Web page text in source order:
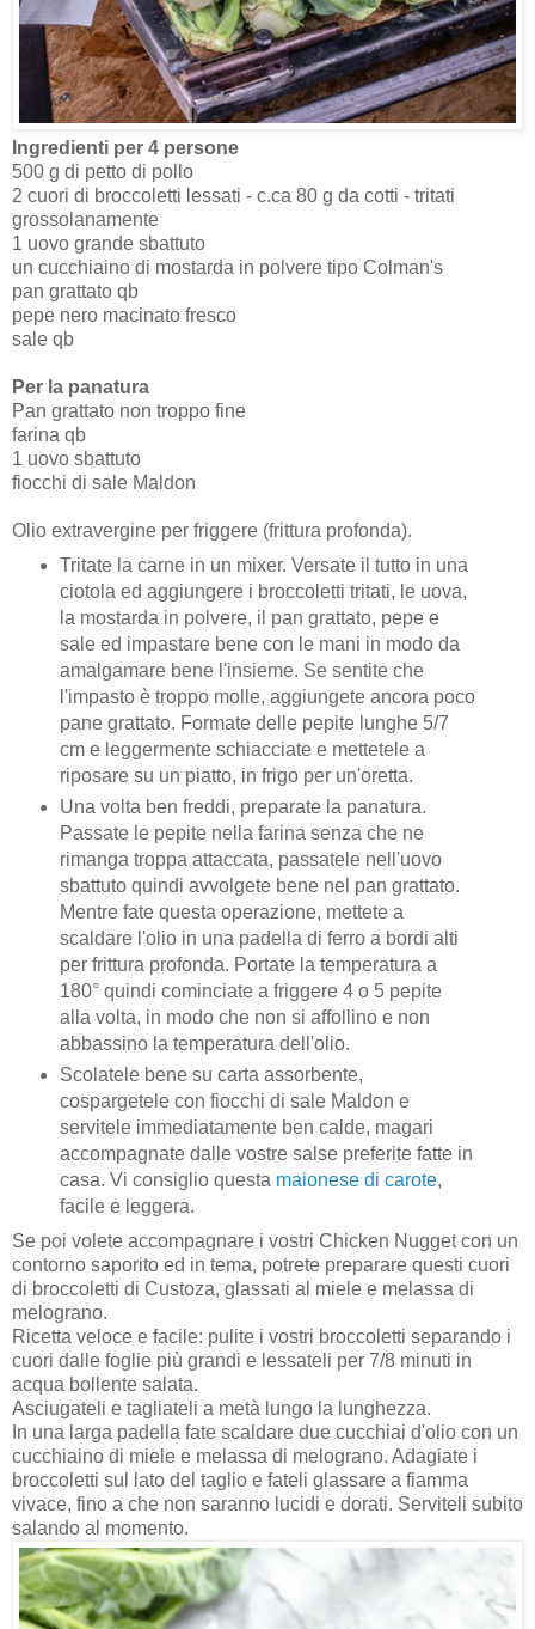
Ingredienti per 4 persone
500 g di petto di pollo
2 cuori di broccoletti lessati - c.ca 80 g da cotti - tritati
grossolanamente
1 uovo grande sbattuto
un cucchiaino di mostarda in polvere tipo Colman's
pan grattato qb
pepe nero macinato fresco
sale qb
Per la panatura
Pan grattato non troppo fine
farina qb
1 uovo sbattuto
fiocchi di sale Maldon
Olio extravergine per friggere (frittura profonda).
Tritate la carne in un mixer. Versate il tutto in una
ciotola ed aggiungere i broccoletti tritati, le uova,
la mostarda in polvere, il pan grattato, pepe e
sale ed impastare bene con le mani in modo da
amalgamare bene l'insieme. Se sentite che
l'impasto è troppo molle, aggiungete ancora poco
pane grattato. Formate delle pepite lunghe 5/7
cm e leggermente schiacciate e mettetele a
riposare su un piatto, in frigo per un'oretta.
Una volta ben freddi, preparate la panatura.
Passate le pepite nella farina senza che ne
rimanga troppa attaccata, passatele nell'uovo
sbattuto quindi avvolgete bene nel pan grattato.
Mentre fate questa operazione, mettete a
scaldare l'olio in una padella di ferro a bordi alti
per frittura profonda. Portate la temperatura a
180° quindi cominciate a friggere 4 o 5 pepite
alla volta, in modo che non si affollino e non
abbassino la temperatura dell'olio.
Scolatele bene su carta assorbente,
cospargetele con fiocchi di sale Maldon e
servitele immediatamente ben calde, magari
accompagnate dalle vostre salse preferite fatte in
casa. Vi consiglio questa maionese di carote,
facile e leggera.
Se poi volete accompagnare i vostri Chicken Nugget con un
contorno saporito ed in tema, potrete preparare questi cuori
di broccoletti di Custoza, glassati al miele e melassa di
melograno.
Ricetta veloce e facile: pulite i vostri broccoletti separando i
cuori dalle foglie più grandi e lessateli per 7/8 minuti in
acqua bollente salata.
Asciugateli e tagliateli a metà lungo la lunghezza.
In una larga padella fate scaldare due cucchiai d'olio con un
cucchiaino di miele e melassa di melograno. Adagiate i
broccoletti sul lato del taglio e fateli glassare a fiamma
vivace, fino a che non saranno lucidi e dorati. Serviteli subito
salando al momento.